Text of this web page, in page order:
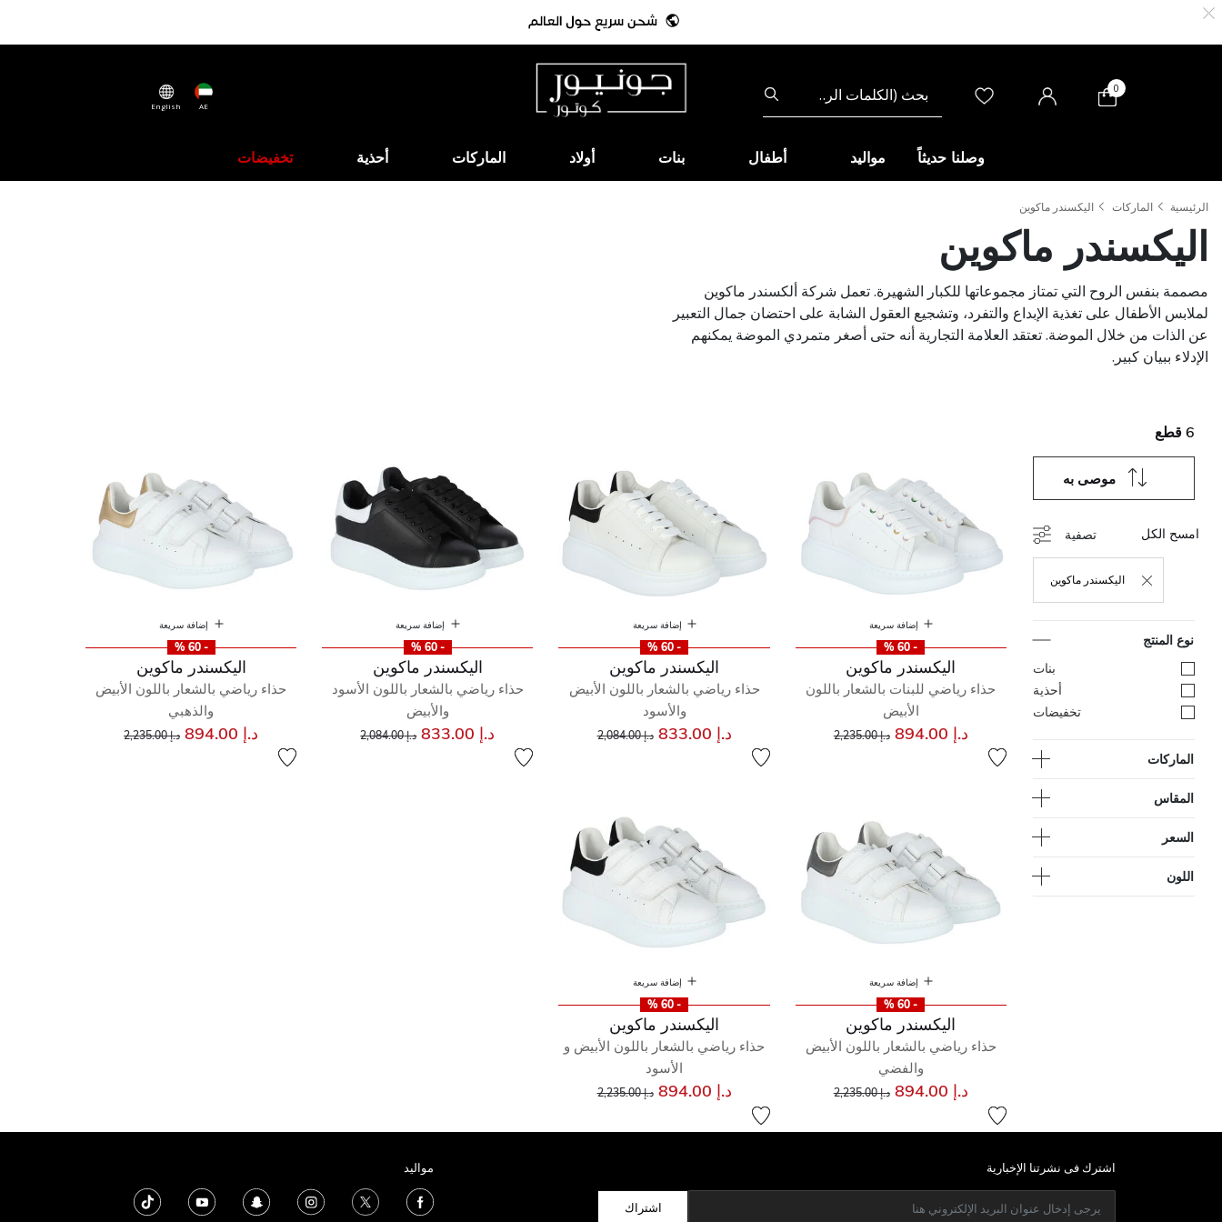
AE
English
0
وصلنا حديثاً مواليد أطفال بنات أولاد الماركات أحذية تخفيضات
الرئيسية الماركات اليكسندر ماكوين
اليكسندر ماكوين
مصممة بنفس الروح التي تمتاز مجموعاتها للكبار الشهيرة. تعمل شركة ألكسندر ماكوين
لملابس الأطفال على تغذية الإبداع والتفرد، وتشجيع العقول الشابة على احتضان جمال التعبير
عن الذات من خلال الموضة. تعتقد العلامة التجارية أنه حتى أصغر متمردي الموضة يمكنهم
الإدلاء ببيان كبير.
6 قطع
موصى به
تصفية
اليكسندر ماكوين
حذف التصفية مكرر حاليًا بواسطة نوع المنتج: اليكسندر ماكوين
امسح الكل
نوع المنتج
بنات
أحذية
تخفيضات
الماركات
المقاس
السعر
اللون
إضافة سريعة
- 60 %
اليكسندر ماكوين
حذاء رياضي للبنات بالشعار باللون
الأبيض
د.إ 894.00 سعر مخفض مند.إ 2,235.00 إلى
إضافة سريعة
- 60 %
اليكسندر ماكوين
حذاء رياضي بالشعار باللون الأبيض
والأسود
د.إ 833.00 سعر مخفض مند.إ 2,084.00 إلى
إضافة سريعة
- 60 %
اليكسندر ماكوين
حذاء رياضي بالشعار باللون الأسود
والأبيض
د.إ 833.00 سعر مخفض مند.إ 2,084.00 إلى
إضافة سريعة
- 60 %
اليكسندر ماكوين
حذاء رياضي بالشعار باللون الأبيض
والذهبي
د.إ 894.00 سعر مخفض مند.إ 2,235.00 إلى
إضافة سريعة
- 60 %
اليكسندر ماكوين
حذاء رياضي بالشعار باللون الأبيض
والفضي
د.إ 894.00 سعر مخفض مند.إ 2,235.00 إلى
إضافة سريعة
- 60 %
اليكسندر ماكوين
حذاء رياضي بالشعار باللون الأبيض و
الأسود
د.إ 894.00 سعر مخفض مند.إ 2,235.00 إلى
اشترك فى نشرتنا الإخبارية
اشتراك
مواليد